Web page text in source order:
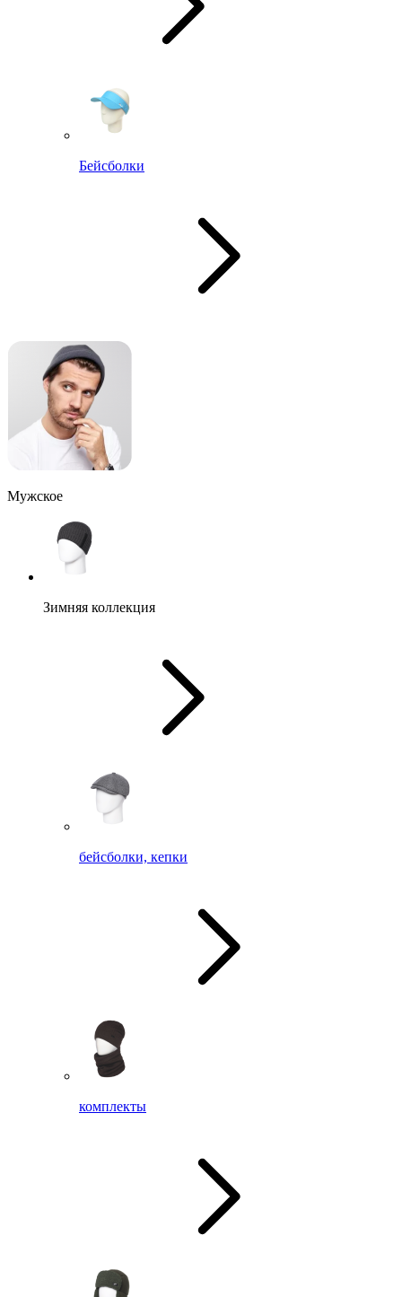
Бейсболки
Мужское
Зимняя коллекция
бейсболки, кепки
комплекты